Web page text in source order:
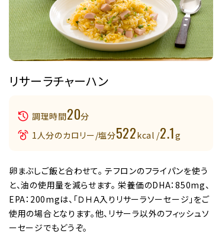
リサーラチャーハン
調理時間20分
1人分のカロリー/塩分522kcal /2.1g
卵まぶしご飯と合わせて。 テフロンのフライパンを使う
と、油の使用量を減らせます。 栄養価のDHA：850mg、
EPA：200mgは、「ＤＨＡ入りリサーラソーセージ」をご
使用の場合となります。他、リサーラ以外のフィッシュソ
ーセージでもどうぞ。